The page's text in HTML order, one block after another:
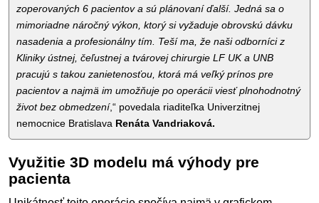
zoperovaných 6 pacientov a sú plánovaní ďalší. Jedná sa o
mimoriadne náročný výkon, ktorý si vyžaduje obrovskú dávku
nasadenia a profesionálny tím. Teší ma, že naši odborníci z
Kliniky ústnej, čeľustnej a tvárovej chirurgie LF UK a UNB
pracujú s takou zanietenosťou, ktorá má veľký prínos pre
pacientov a najmä im umožňuje po operácii viesť plnohodnotný
život bez obmedzení,“ povedala riaditeľka Univerzitnej
nemocnice Bratislava Renáta Vandriaková.
Využitie 3D modelu má výhody pre
pacienta